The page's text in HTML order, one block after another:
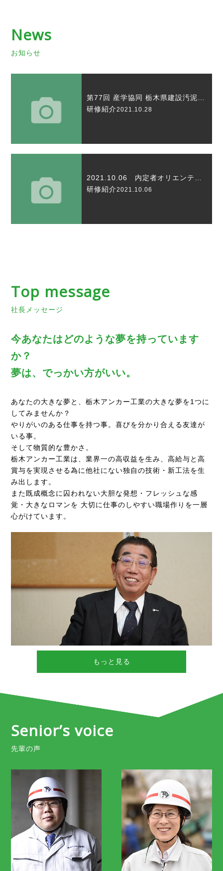
News
お知らせ
第77回 産学協同 栃木県建設汚泥リサイクル研究会
研修紹介2021.10.28
2021.10.06 内定者オリエンテーション開催
研修紹介2021.10.06
Top message
社長メッセージ
今あなたは どのような夢を持っています
か？
夢は、でっかい方がいい。
あなたの大きな夢と、栃木アンカー工業の大きな夢を1つに
してみませんか？
やりがいのある仕事を持つ事。喜びを分かり合える友達が
いる事。
そして物質的な豊かさ。
栃木アンカー工業は、業界一の高収益を生み、高給与と高
賞与を実現させる為に他社にない独自の技術・新工法を生
み出します。
また既成概念に囚われない大胆な発想・フレッシュな感
覚・大きなロマンを 大切に仕事のしやすい職場作りを一層
心がけています。
もっと見る
Senior’s voice
先輩の声